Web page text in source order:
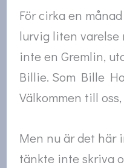
För cirka en
lurvig liten varelse
inte en Gremlin,
Billie. Som Bille
Välkommen till
Men nu är det här
tänkte inte skriva